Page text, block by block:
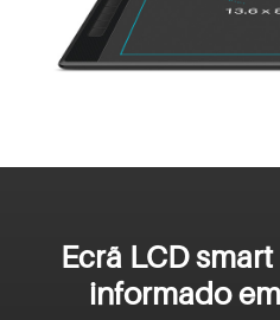
Ecrã LCD
informado